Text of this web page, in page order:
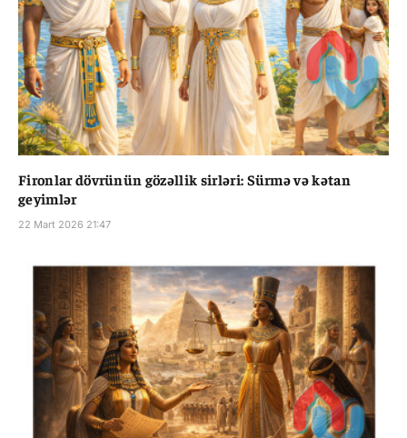
Fironlar dövrünün gözəllik sirləri: Sürmə və kətan
geyimlər
22 Mart 2026 21:47